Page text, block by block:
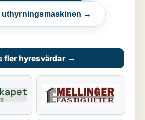
uthyrningsmaskinen →
fler hyresvärdar →